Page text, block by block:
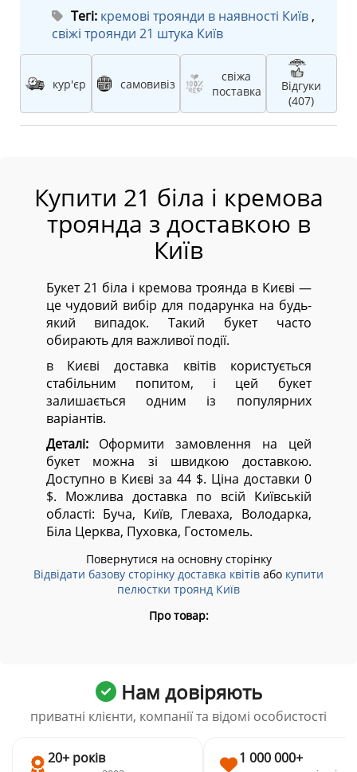
Тегі: кремові троянди в наявності Київ ,
свіжі троянди 21 штука Київ
кур'єр самовивіз
свіжа
поставка
Відгуки
(407)
Купити 21 біла і кремова
троянда з доставкою в
Київ
Букет 21 біла і кремова троянда в Києві —
це чудовий вибір для подарунка на будь-
який випадок. Такий букет часто
обирають для важливої події.
в Києві доставка квітів користується
стабільним попитом, і цей букет
залишається одним із популярних
варіантів.
Деталі:Оформити замовлення на цей
букет можна зі швидкою доставкою.
Доступно в Києві за 44 $. Ціна доставки 0
$. Можлива доставка по всій Київській
області: Буча, Київ, Глеваха, Володарка,
Біла Церква, Пуховка, Гостомель.
Повернутися на основну сторінку
Відвідати базову сторінку доставка квітів або купити
пелюстки троянд Київ
Про товар:
Нам довіряють
приватні клієнти, компанії та відомі особистості
20+ років 1 000 000+